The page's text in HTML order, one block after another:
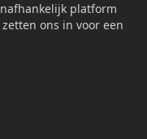
platform
ons in voor een